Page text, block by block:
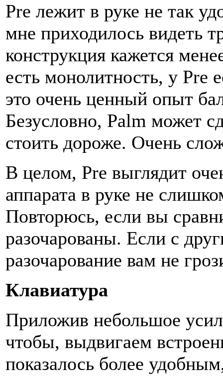
Pre лежит в руке не так
мне приходилось видеть
конструкция кажется
есть монолитность, у Pre
это очень ценный опыт
Безусловно, Palm может
стоить дороже. Очень
В целом, Pre выглядит
аппарата в руке не
Повторюсь, если вы
разочарованы. Если с
разочарование вам не
Клавиатура
Приложив небольшое
чтобы, выдвигаем
показалось более